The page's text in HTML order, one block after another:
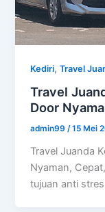
Kediri,Travel
Travel
Door
admin99/15 Mei
Travel Juanda
Nyaman,
tujuan anti